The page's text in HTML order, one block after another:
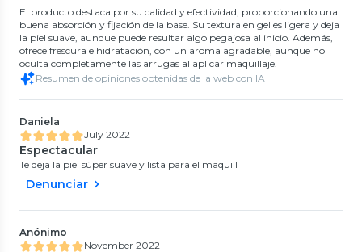
El producto destaca por su calidad y efectividad, proporcionando una
buena absorción y fijación de la base. Su textura en gel es ligera y deja
la piel suave, aunque puede resultar algo pegajosa al inicio. Además,
ofrece frescura e hidratación, con un aroma agradable, aunque no
oculta completamente las arrugas al aplicar maquillaje.
Resumen de opiniones obtenidas de la web con IA
Daniela
July 2022
Espectacular
Te deja la piel súper suave y lista para el maquill
Denunciar
Anónimo
November 2022